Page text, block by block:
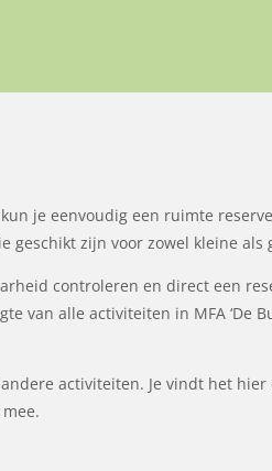
je eenvoudig een ruimte
geschikt zijn voor zowel kleine als
controleren en direct een
van alle activiteiten in MFA ‘De
activiteiten. Je vindt het